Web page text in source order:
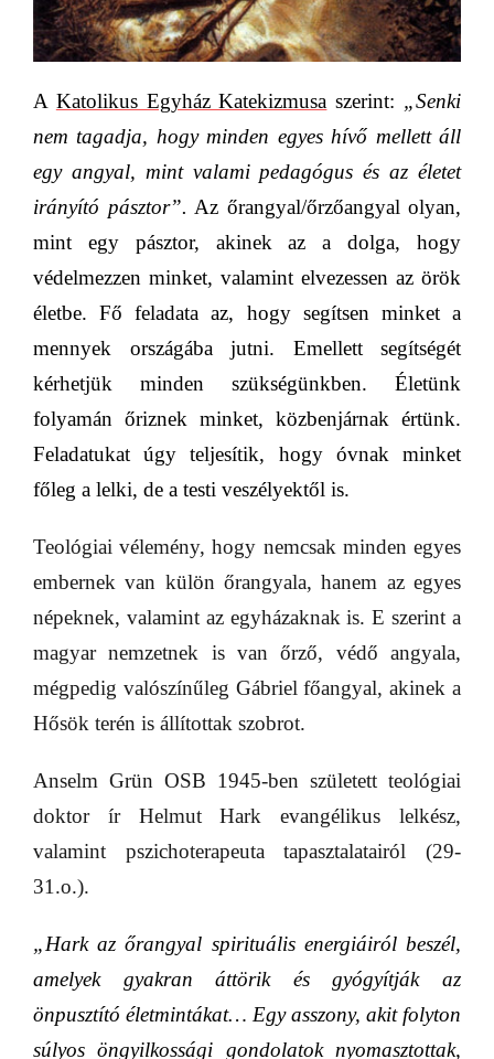
A Katolikus Egyház Katekizmusa szerint: „Senki
nem tagadja, hogy minden egyes hívő mellett áll
egy angyal, mint valami pedagógus és az életet
irányító pásztor”. Az őrangyal/őrzőangyal olyan,
mint egy pásztor, akinek az a dolga, hogy
védelmezzen minket, valamint elvezessen az örök
életbe. Fő feladata az, hogy segítsen minket a
mennyek országába jutni. Emellett segítségét
kérhetjük minden szükségünkben. Életünk
folyamán őriznek minket, közbenjárnak értünk.
Feladatukat úgy teljesítik, hogy óvnak minket
főleg a lelki, de a testi veszélyektől is.
Teológiai vélemény, hogy nemcsak minden egyes
embernek van külön őrangyala, hanem az egyes
népeknek, valamint az egyházaknak is. E szerint a
magyar nemzetnek is van őrző, védő angyala,
mégpedig valószínűleg Gábriel főangyal, akinek a
Hősök terén is állítottak szobrot.
Anselm Grün OSB 1945-ben született teológiai
doktor ír Helmut Hark evangélikus lelkész,
valamint pszichoterapeuta tapasztalatairól (29-
31.o.).
„Hark az őrangyal spirituális energiáiról beszél,
amelyek gyakran áttörik és gyógyítják az
önpusztító életmintákat… Egy asszony, akit folyton
súlyos öngyilkossági gondolatok nyomasztottak,